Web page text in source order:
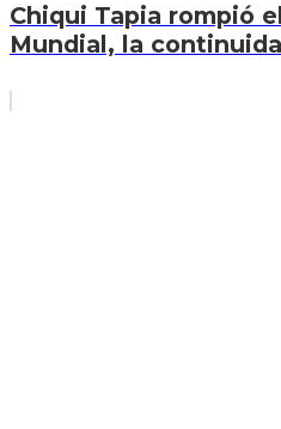
Chiqui Tapia rompió
Mundial, la